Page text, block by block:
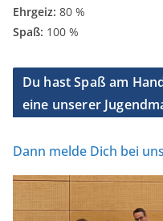
Ehrgeiz: 80 %
Spaß: 100 %
Du hast Spaß am
eine unserer
Dann melde Dich bei